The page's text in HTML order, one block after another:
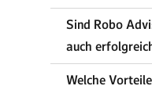
Sind Robo
auch
Welche